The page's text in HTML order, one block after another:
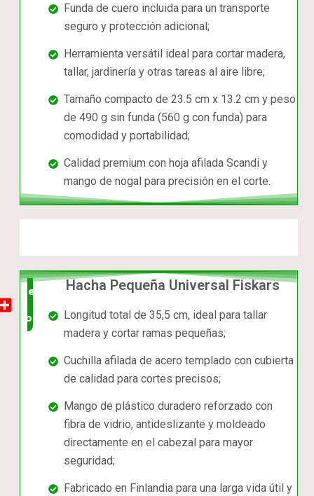
Funda de cuero incluida para un transporte
seguro y protección adicional;
Herramienta versátil ideal para cortar madera,
tallar, jardinería y otras tareas al aire libre;
Tamaño compacto de 23.5 cm x 13.2 cm y peso
de 490 g sin funda (560 g con funda) para
comodidad y portabilidad;
Calidad premium con hoja afilada Scandi y
mango de nogal para precisión en el corte.
el mas
completo
Hacha Pequeña Universal Fiskars
Longitud total de 35,5 cm, ideal para tallar
madera y cortar ramas pequeñas;
Cuchilla afilada de acero templado con cubierta
de calidad para cortes precisos;
Mango de plástico duradero reforzado con
fibra de vidrio, antideslizante y moldeado
directamente en el cabezal para mayor
seguridad;
Fabricado en Finlandia para una larga vida útil y